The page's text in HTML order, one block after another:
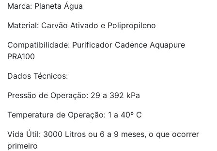
Marca: Planeta Água
Material: Carvão Ativado e Polipropileno
Compatibilidade: Purificador Cadence Aquapure
PRA100
Dados Técnicos:
Pressão de Operação: 29 a 392 kPa
Temperatura de Operação: 1 a 40º C
Vida Útil: 3000 Litros ou 6 a 9 meses, o que ocorrer
primeiro